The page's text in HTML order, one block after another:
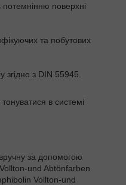
поверхні
та побутових
згідно з DIN 55945.
в системі
за допомогою
und Abtönfarben
Vollton-und